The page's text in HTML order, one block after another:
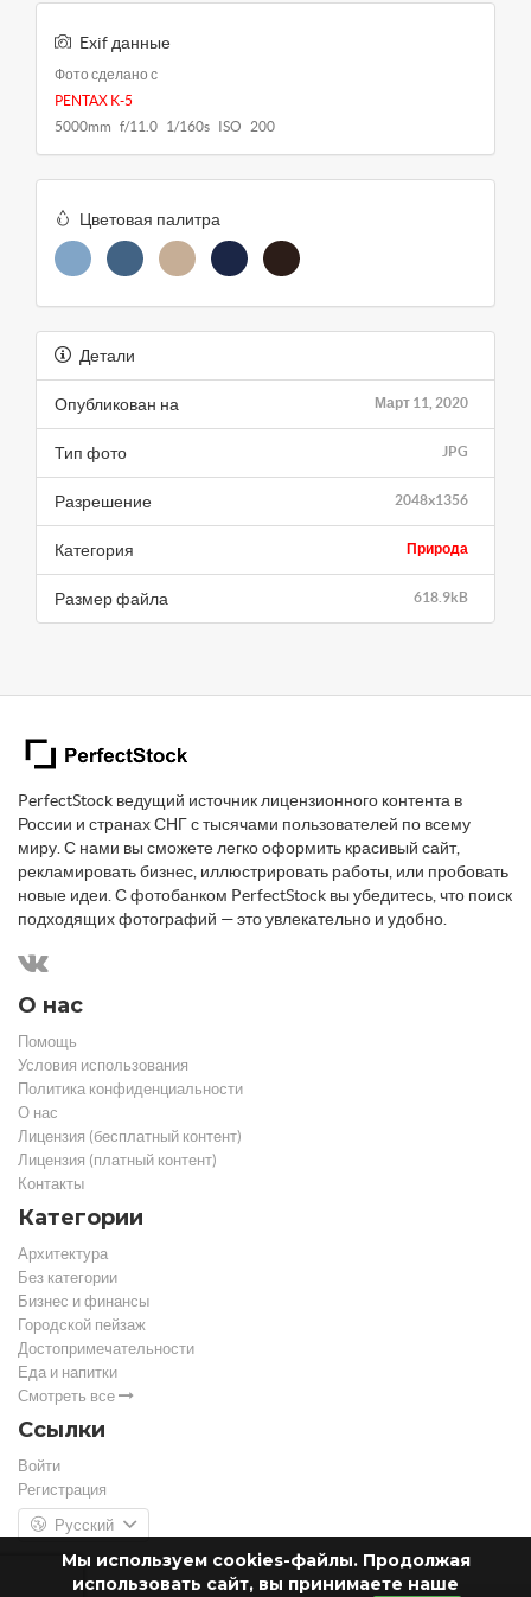
Мы используем cookies-файлы. Продолжая
использовать сайт, вы принимаете наше
Exif данные
Фото сделано с
PENTAX K-5
5000mm f/11.0 1/160s ISO 200
Цветовая палитра
Детали
Март 11, 2020
Опубликован на
JPG
Тип фото
2048x1356
Разрешение
Природа
Категория
618.9kB
Размер файла
PerfectStock ведущий источник лицензионного контента в
России и странах СНГ с тысячами пользователей по всему
миру. С нами вы сможете легко оформить красивый сайт,
рекламировать бизнес, иллюстрировать работы, или пробовать
новые идеи. С фотобанком PerfectStock вы убедитесь, что поиск
подходящих фотографий — это увлекательно и удобно.
О нас
Помощь
Условия использования
Политика конфиденциальности
О нас
Лицензия (бесплатный контент)
Лицензия (платный контент)
Контакты
Категории
Архитектура
Без категории
Бизнес и финансы
Городской пейзаж
Достопримечательности
Еда и напитки
Смотреть все
Ссылки
Войти
Регистрация
Русский